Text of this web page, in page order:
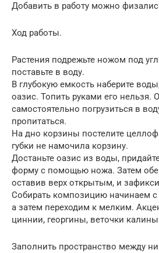
Добавить в работу можно физалис
Ход работы.
Растения подрежьте ножом под
поставьте в воду.
В глубокую емкость наберите
оазис. Топить руками его нельзя.
самостоятельно погрузиться в
пропитаться.
На дно корзины постелите
губки не намочила корзину.
Достаньте оазис из воды,
форму с помощью ножа. Затем
оставив верх открытым, и
Собирать композицию начинаем
а затем переходим к мелким.
циннии, георгины, веточки калины
Заполнить пространство между